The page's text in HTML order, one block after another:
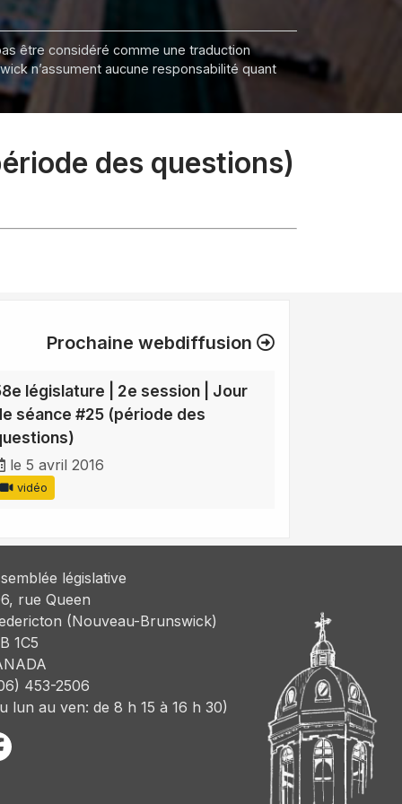
être considéré comme une traduction
n’assument aucune responsabilité quant
des questions)
Prochaine webdiffusion
législature | 2e session | Jour
séance #25 (période des
le 5 avril 2016
vidéo
législative
rue Queen
(Nouveau-Brunswick)
1C5
453-2506
lun au ven: de 8 h 15 à 16 h 30)